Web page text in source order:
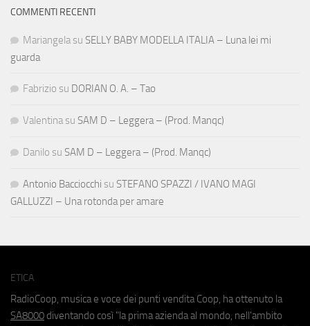
COMMENTI RECENTI
Mariangela su SELLY BABY MODELLA ITALIA – Luna lei mi
guarda
Fabrizio su DORIAN O. A. – Tao
Valentina su SAM D – Leggera – (Prod. Manqc)
Danilo su SAM D – Leggera – (Prod. Manqc)
Antonio Bacciocchi su STEFANO SPAZZI / IVANO MAGI
GALLUZZI – Una rotonda per amare
ETICA
RadioCoop, musica e voce dei punti vendita Coop, ha ottenuto la
SA8000 diventando così "la prima azienda al mondo, nell'ambito